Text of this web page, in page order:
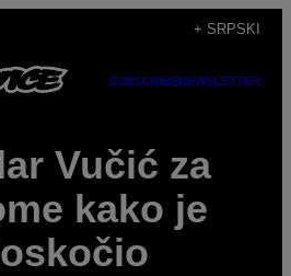
+ SRPSKI
SUBSCRIBENEWSLETTER
Vučić za
kako je